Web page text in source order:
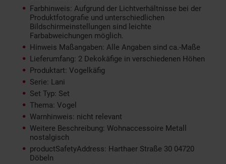
Farbhinweis: Aufgrund der Lichtverhältnisse bei der
Produktfotografie und unterschiedlichen
Bildschirmeinstellungen sind leichte
Farbabweichungen möglich.
Hinweis Maßangaben: Alle Angaben sind ca.-Maße
Lieferumfang: 2 Dekokäfige in verschiedenen Höhen
Produktart: Vogelkäfig
Serie: Lani
Set Typ: Set
Thema: Vogel
Warnhinweis: nicht relevant
Weitere Beschreibung: Wohnaccessoire Metall
nostalgisch
productSafetyAddress: Harthaer Straße 30 04720
Döbeln